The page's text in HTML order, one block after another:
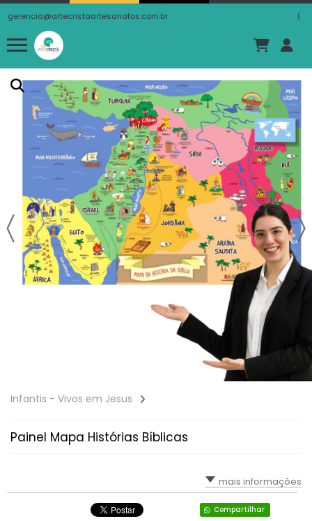
gerencia@artecristaartesanatos.com.br (
Infantis - Vivos em Jesus
Painel Mapa Histórias Bíblicas
mais informações
Compartilhar